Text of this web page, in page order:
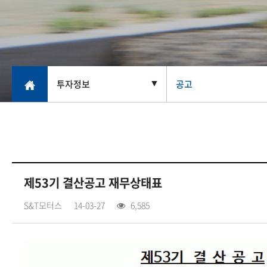
투자정보 ▼ 공고
제53기 결산공고 재무상태표
S&T모터스 14-03-27 6,585